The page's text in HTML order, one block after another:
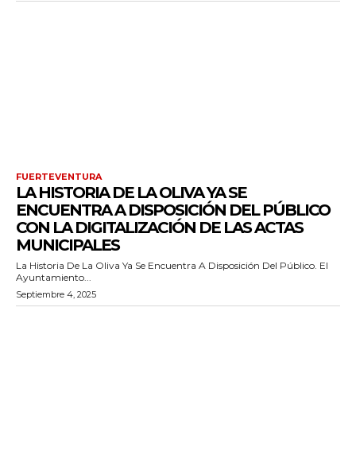
FUERTEVENTURA
LA HISTORIA DE LA OLIVA YA SE
ENCUENTRA A DISPOSICIÓN DEL PÚBLICO
CON LA DIGITALIZACIÓN DE LAS ACTAS
MUNICIPALES
La Historia De La Oliva Ya Se Encuentra A Disposición Del Público. El
Ayuntamiento...
Septiembre 4, 2025